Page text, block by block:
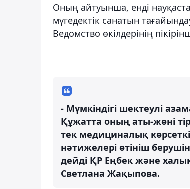
Оның айтуынша, енді
мүгедектік санатын
Ведомство өкілдерінің
- Мүмкіндігі шектеулі
Құжатта оның аты-жөні
тек медициналық
нәтижелері өтініш
дейді ҚР Еңбек және
Светлана Жақыпова.